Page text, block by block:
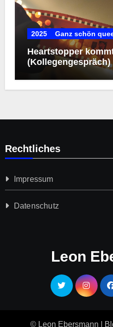
2025 Ganz schön
Heartstopper
(Kollegengespräch)
Rechtliches
Impressum
Datenschutz­
Leon
© Leon Ebersmann